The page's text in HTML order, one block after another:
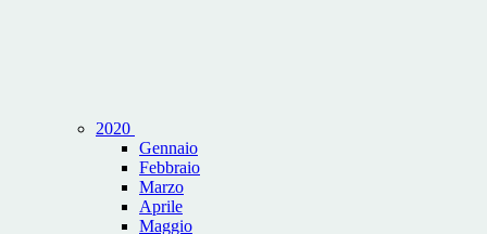
2020
Gennaio
Febbraio
Marzo
Aprile
Maggio